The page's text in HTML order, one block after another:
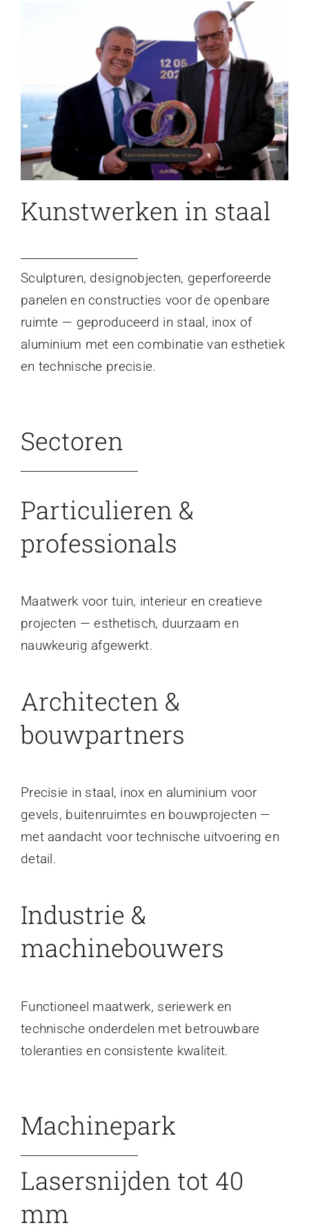
Kunstwerken in staal
Sculpturen, designobjecten, geperforeerde
panelen en constructies voor de openbare
ruimte — geproduceerd in staal, inox of
aluminium met een combinatie van esthetiek
en technische precisie.
Sectoren
Particulieren &
professionals
Maatwerk voor tuin, interieur en creatieve
projecten — esthetisch, duurzaam en
nauwkeurig afgewerkt.
Architecten &
bouwpartners
Precisie in staal, inox en aluminium voor
gevels, buitenruimtes en bouwprojecten —
met aandacht voor technische uitvoering en
detail.
Industrie &
machinebouwers
Functioneel maatwerk, seriewerk en
technische onderdelen met betrouwbare
toleranties en consistente kwaliteit.
Machinepark
Lasersnijden tot 40
mm